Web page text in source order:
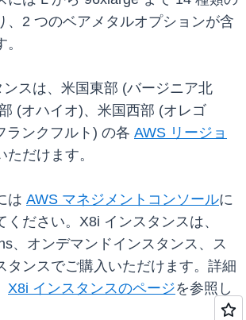
、2 つのベアメタルオプションが含
スは、米国東部 (バージニア北
(オハイオ)、米国西部 (オレゴ
ランクフルト) の各 AWS リージョ
ただけます。
は AWS マネジメントコンソールに
ください。X8i インスタンスは、
、オンデマンドインスタンス、ス
タンスでご購入いただけます。詳細
X8i インスタンスのページを参照し